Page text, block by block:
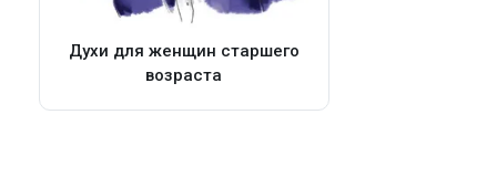
Духи для женщин старшего
возраста